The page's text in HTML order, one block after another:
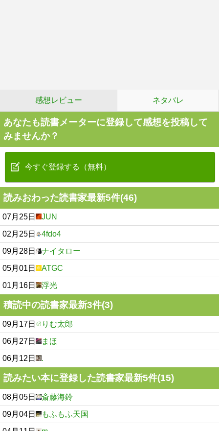
感想レビュー ネタバレ
あなたも読書メーターに登録して感想を投稿して
みませんか？
今すぐ登録する（無料）
読みおわった読書家最新5件(46)
07月25日 JUN
02月25日 4fdo4
09月28日 ナイタロー
05月01日 ATGC
01月16日 浮光
積読中の読書家最新3件(3)
09月17日 りむ太郎
06月27日 まほ
06月12日 .
読みたい本に登録した読書家最新5件(15)
08月05日 斎藤海鈴
09月04日 もふもふ天国